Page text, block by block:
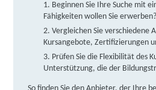
Wirtschaft (bfz) gGmbH |
86609 Donauwörth
Partner
weitere
Beginnen Sie Ihre Suche mit
Fähigkeiten wollen Sie erwerben?
Vergleichen Sie verschiedene
Kursangebote, Zertifizierungen
Prüfen Sie die Flexibilität des
Unterstützung, die der